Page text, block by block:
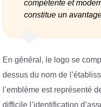
compétente et
constitue un
En général, le logo se
dessus du nom de
l’emblème est représenté
difficile l’identification